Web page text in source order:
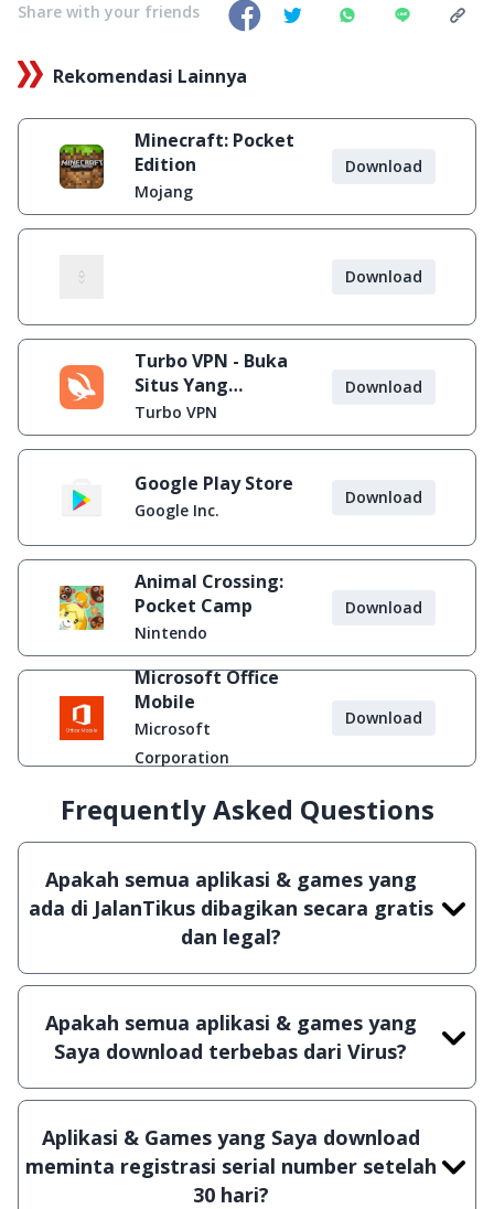
Share with your friends
Rekomendasi Lainnya
Minecraft: Pocket
Edition
Mojang
Download
Download
Turbo VPN - Buka
Situs Yang
Diblokir
Turbo VPN
Download
Google Play Store
Google Inc.
Download
Animal Crossing:
Pocket Camp
Nintendo
Download
Microsoft Office
Mobile
Microsoft
Corporation
Download
Frequently Asked Questions
Apakah semua aplikasi & games yang
ada di JalanTikus dibagikan secara gratis
dan legal?
Ya, JalanTikus hanya membagikan aplikasi &
games yang gratis (Freeware) dan legal, dalam
artian tidak (bajakan) hasil crack, patch atau
semacamnya.
Apakah semua aplikasi & games yang
Saya download terbebas dari Virus?
Ya, JalanTikus selalu melakukan scanning dengan
3 jenis Antivirus (Kaspersky, AVG & Avast) sebelum
menerbitkan suatu aplikasi atau games, sehingga
bisa dijamin 100% terbebas dari virus.
Aplikasi & Games yang Saya download
meminta registrasi serial number setelah
30 hari?